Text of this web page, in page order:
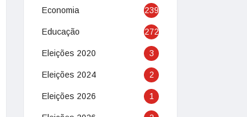
Economia 239
Educação 272
Eleições 2020 3
Eleições 2024 2
Eleições 2026 1